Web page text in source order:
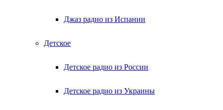
Джаз радио из Испании
Детское
Детское радио из России
Детское радио из Украины